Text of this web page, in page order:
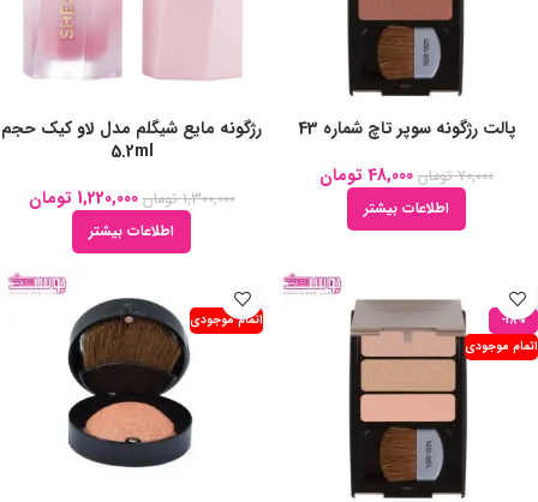
پالت رژگونه سوپر تاچ شماره 43
70,000 تومان 48,000 تومان
اطلاعات بیشتر
رژگونه مایع شیگلم مدل لاو کیک حجم
5.2ml
1,300,000 تومان 1,220,000 تومان
اطلاعات بیشتر
-18%
اتمام موجودی
اتمام موجودی